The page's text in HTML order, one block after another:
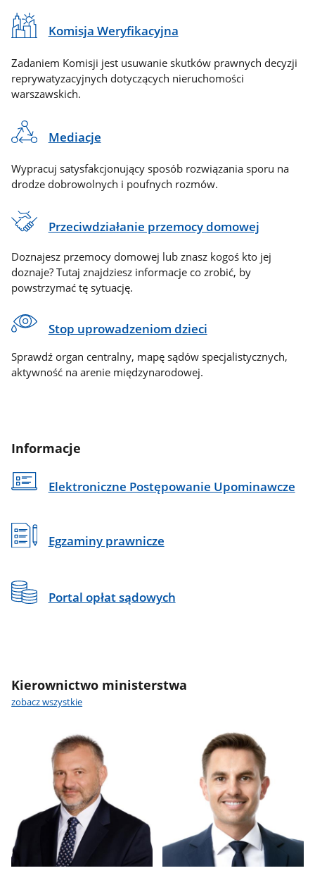
Komisja Weryfikacyjna
Zadaniem Komisji jest usuwanie skutków prawnych decyzji
reprywatyzacyjnych dotyczących nieruchomości
warszawskich.
Mediacje
Wypracuj satysfakcjonujący sposób rozwiązania sporu na
drodze dobrowolnych i poufnych rozmów.
Przeciwdziałanie przemocy domowej
Doznajesz przemocy domowej lub znasz kogoś kto jej
doznaje? Tutaj znajdziesz informacje co zrobić, by
powstrzymać tę sytuację.
Stop uprowadzeniom dzieci
Sprawdź organ centralny, mapę sądów specjalistycznych,
aktywność na arenie międzynarodowej.
Informacje
Elektroniczne Postępowanie Upominawcze
Egzaminy prawnicze
Portal opłat sądowych
Kierownictwo ministerstwa
zobacz wszystkie